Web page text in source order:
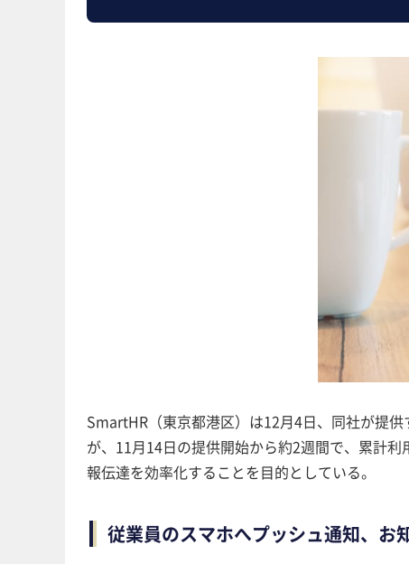
SmartHR（東京都港区）は12月4日、同社が提
が、11月14日の提供開始から約2週間で、累計
報伝達を効率化することを目的としている。
従業員のスマホへプッシュ通知、お